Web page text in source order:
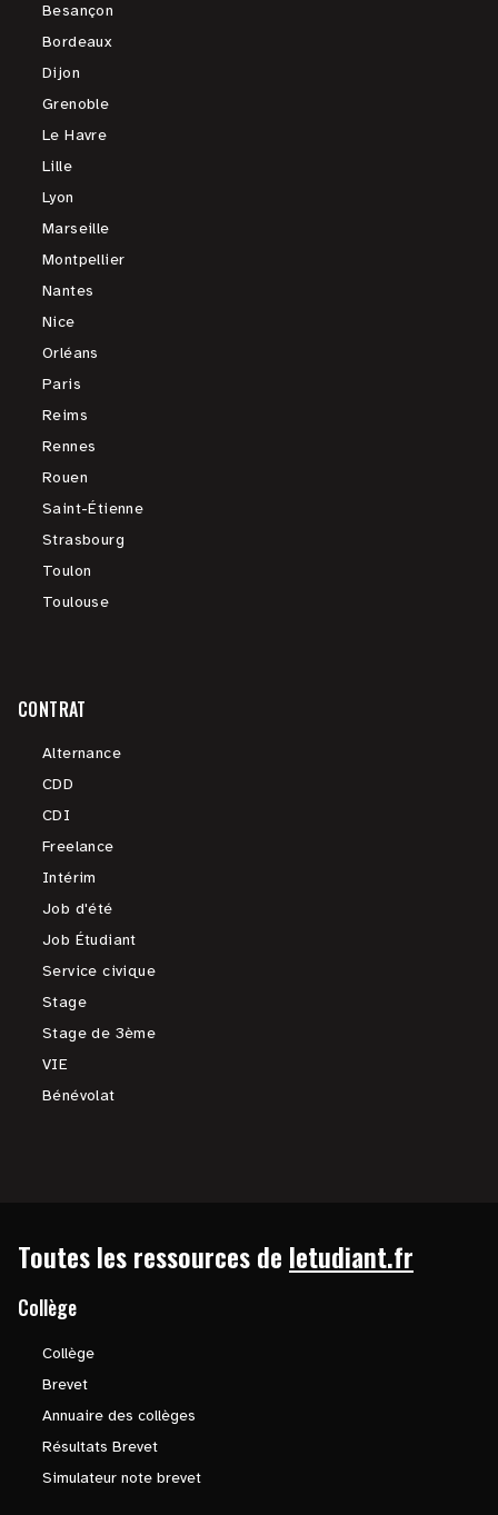
Besançon
Bordeaux
Dijon
Grenoble
Le Havre
Lille
Lyon
Marseille
Montpellier
Nantes
Nice
Orléans
Paris
Reims
Rennes
Rouen
Saint-Étienne
Strasbourg
Toulon
Toulouse
CONTRAT
Alternance
CDD
CDI
Freelance
Intérim
Job d'été
Job Étudiant
Service civique
Stage
Stage de 3ème
VIE
Bénévolat
Toutes les ressources de letudiant.fr
Collège
Collège
Brevet
Annuaire des collèges
Résultats Brevet
Simulateur note brevet